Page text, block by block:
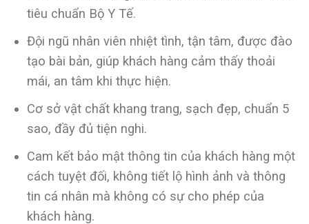
tiêu chuẩn Bộ Y Tế.
Đội ngũ nhân viên nhiệt tình, tận tâm, được đào
tạo bài bản, giúp khách hàng cảm thấy thoải
mái, an tâm khi thực hiện.
Cơ sở vật chất khang trang, sạch đẹp, chuẩn 5
sao, đầy đủ tiện nghi.
Cam kết bảo mật thông tin của khách hàng một
cách tuyệt đối, không tiết lộ hình ảnh và thông
tin cá nhân mà không có sự cho phép của
khách hàng.